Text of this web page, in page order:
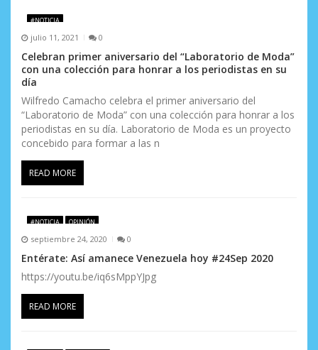
e
n
t
r
a
d
a
s
#NOTICIA
julio 11, 2021 0
Celebran primer aniversario del “Laboratorio de Moda”
con una colección para honrar a los periodistas en su
día
Wilfredo Camacho celebra el primer aniversario del
“Laboratorio de Moda” con una colección para honrar a los
periodistas en su día. Laboratorio de Moda es un proyecto
concebido para formar a las n
READ MORE
#NOTICIA OPINIÓN
septiembre 24, 2020 0
Entérate: Así amanece Venezuela hoy #24Sep 2020
https://youtu.be/iq6sMppYJpg
READ MORE